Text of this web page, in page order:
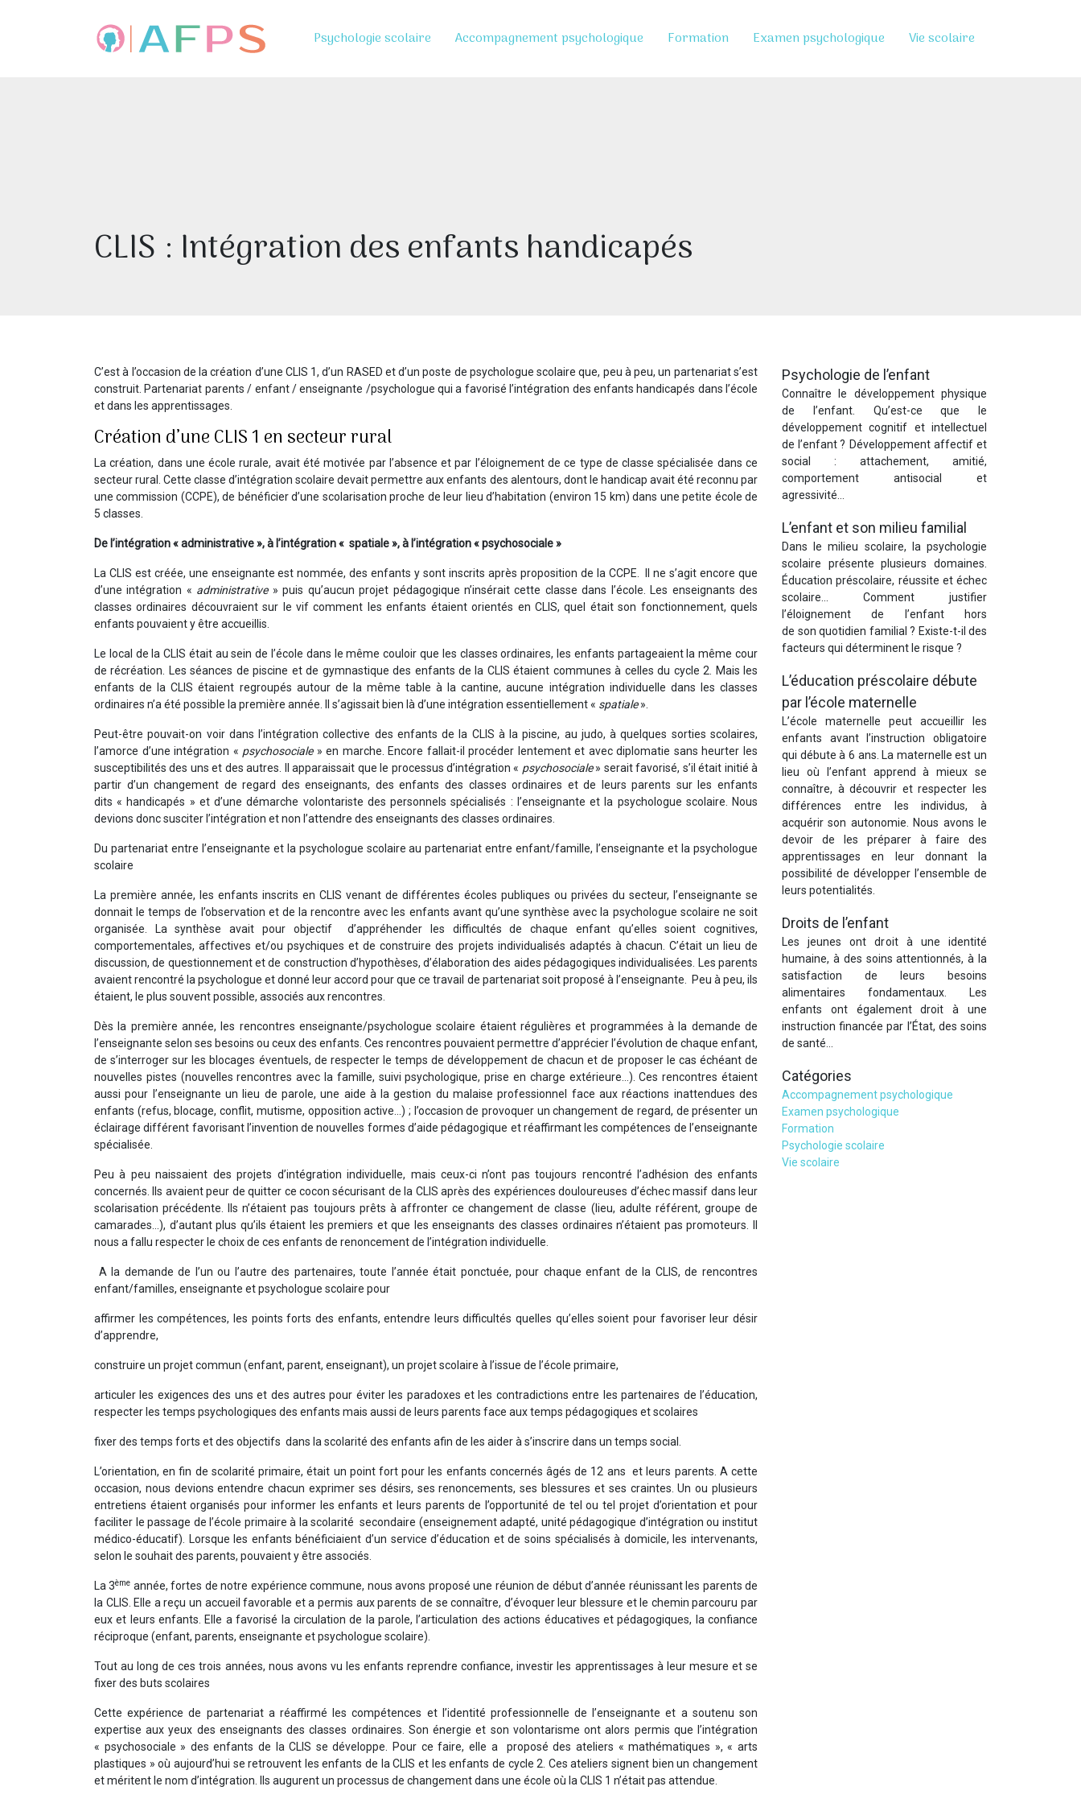
Psychologie scolaire Accompagnement psychologique Formation Examen psychologique Vie scolaire
CLIS : Intégration des enfants handicapés
C’est à l’occasion de la création d’une CLIS 1, d’un RASED et d’un poste de psychologue scolaire que, peu à peu, un partenariat s’est
construit. Partenariat parents / enfant / enseignante /psychologue qui a favorisé l’intégration des enfants handicapés dans l’école
et dans les apprentissages.
Création d’une CLIS 1 en secteur rural
La création, dans une école rurale, avait été motivée par l’absence et par l’éloignement de ce type de classe spécialisée dans ce
secteur rural. Cette classe d’intégration scolaire devait permettre aux enfants des alentours, dont le handicap avait été reconnu par
une commission (CCPE), de bénéficier d’une scolarisation proche de leur lieu d’habitation (environ 15 km) dans une petite école de
5 classes.
De l’intégration « administrative », à l’intégration « spatiale », à l’intégration « psychosociale »
La CLIS est créée, une enseignante est nommée, des enfants y sont inscrits après proposition de la CCPE. Il ne s’agit encore que
d’une intégration « administrative» puis qu’aucun projet pédagogique n’insérait cette classe dans l’école. Les enseignants des
classes ordinaires découvraient sur le vif comment les enfants étaient orientés en CLIS, quel était son fonctionnement, quels
enfants pouvaient y être accueillis.
Le local de la CLIS était au sein de l’école dans le même couloir que les classes ordinaires, les enfants partageaient la même cour
de récréation. Les séances de piscine et de gymnastique des enfants de la CLIS étaient communes à celles du cycle 2. Mais les
enfants de la CLIS étaient regroupés autour de la même table à la cantine, aucune intégration individuelle dans les classes
ordinaires n’a été possible la première année. Il s’agissait bien là d’une intégration essentiellement « spatiale».
Peut-être pouvait-on voir dans l’intégration collective des enfants de la CLIS à la piscine, au judo, à quelques sorties scolaires,
l’amorce d’une intégration « psychosociale» en marche. Encore fallait-il procéder lentement et avec diplomatie sans heurter les
susceptibilités des uns et des autres. Il apparaissait que le processus d’intégration « psychosociale» serait favorisé, s’il était initié à
partir d’un changement de regard des enseignants, des enfants des classes ordinaires et de leurs parents sur les enfants
dits « handicapés » et d’une démarche volontariste des personnels spécialisés : l’enseignante et la psychologue scolaire. Nous
devions donc susciter l’intégration et non l’attendre des enseignants des classes ordinaires.
Du partenariat entre l’enseignante et la psychologue scolaire au partenariat entre enfant/famille, l’enseignante et la psychologue
scolaire
La première année, les enfants inscrits en CLIS venant de différentes écoles publiques ou privées du secteur, l’enseignante se
donnait le temps de l’observation et de la rencontre avec les enfants avant qu’une synthèse avec la psychologue scolaire ne soit
organisée. La synthèse avait pour objectif d’appréhender les difficultés de chaque enfant qu’elles soient cognitives,
comportementales, affectives et/ou psychiques et de construire des projets individualisés adaptés à chacun. C’était un lieu de
discussion, de questionnement et de construction d’hypothèses, d’élaboration des aides pédagogiques individualisées. Les parents
avaient rencontré la psychologue et donné leur accord pour que ce travail de partenariat soit proposé à l’enseignante. Peu à peu, ils
étaient, le plus souvent possible, associés aux rencontres.
Dès la première année, les rencontres enseignante/psychologue scolaire étaient régulières et programmées à la demande de
l’enseignante selon ses besoins ou ceux des enfants. Ces rencontres pouvaient permettre d’apprécier l’évolution de chaque enfant,
de s’interroger sur les blocages éventuels, de respecter le temps de développement de chacun et de proposer le cas échéant de
nouvelles pistes (nouvelles rencontres avec la famille, suivi psychologique, prise en charge extérieure…). Ces rencontres étaient
aussi pour l’enseignante un lieu de parole, une aide à la gestion du malaise professionnel face aux réactions inattendues des
enfants (refus, blocage, conflit, mutisme, opposition active…) ; l’occasion de provoquer un changement de regard, de présenter un
éclairage différent favorisant l’invention de nouvelles formes d’aide pédagogique et réaffirmant les compétences de l’enseignante
spécialisée.
Peu à peu naissaient des projets d’intégration individuelle, mais ceux-ci n’ont pas toujours rencontré l’adhésion des enfants
concernés. Ils avaient peur de quitter ce cocon sécurisant de la CLIS après des expériences douloureuses d’échec massif dans leur
scolarisation précédente. Ils n’étaient pas toujours prêts à affronter ce changement de classe (lieu, adulte référent, groupe de
camarades…), d’autant plus qu’ils étaient les premiers et que les enseignants des classes ordinaires n’étaient pas promoteurs. Il
nous a fallu respecter le choix de ces enfants de renoncement de l’intégration individuelle.
A la demande de l’un ou l’autre des partenaires, toute l’année était ponctuée, pour chaque enfant de la CLIS, de rencontres
enfant/familles, enseignante et psychologue scolaire pour
affirmer les compétences, les points forts des enfants, entendre leurs difficultés quelles qu’elles soient pour favoriser leur désir
d’apprendre,
construire un projet commun (enfant, parent, enseignant), un projet scolaire à l’issue de l’école primaire,
articuler les exigences des uns et des autres pour éviter les paradoxes et les contradictions entre les partenaires de l’éducation,
respecter les temps psychologiques des enfants mais aussi de leurs parents face aux temps pédagogiques et scolaires
fixer des temps forts et des objectifs dans la scolarité des enfants afin de les aider à s’inscrire dans un temps social.
L’orientation, en fin de scolarité primaire, était un point fort pour les enfants concernés âgés de 12 ans et leurs parents. A cette
occasion, nous devions entendre chacun exprimer ses désirs, ses renoncements, ses blessures et ses craintes. Un ou plusieurs
entretiens étaient organisés pour informer les enfants et leurs parents de l’opportunité de tel ou tel projet d’orientation et pour
faciliter le passage de l’école primaire à la scolarité secondaire (enseignement adapté, unité pédagogique d’intégration ou institut
médico-éducatif). Lorsque les enfants bénéficiaient d’un service d’éducation et de soins spécialisés à domicile, les intervenants,
selon le souhait des parents, pouvaient y être associés.
La 3ème année, fortes de notre expérience commune, nous avons proposé une réunion de début d’année réunissant les parents de
la CLIS. Elle a reçu un accueil favorable et a permis aux parents de se connaître, d’évoquer leur blessure et le chemin parcouru par
eux et leurs enfants. Elle a favorisé la circulation de la parole, l’articulation des actions éducatives et pédagogiques, la confiance
réciproque (enfant, parents, enseignante et psychologue scolaire).
Tout au long de ces trois années, nous avons vu les enfants reprendre confiance, investir les apprentissages à leur mesure et se
fixer des buts scolaires
Cette expérience de partenariat a réaffirmé les compétences et l’identité professionnelle de l’enseignante et a soutenu son
expertise aux yeux des enseignants des classes ordinaires. Son énergie et son volontarisme ont alors permis que l’intégration
« psychosociale » des enfants de la CLIS se développe. Pour ce faire, elle a proposé des ateliers « mathématiques », « arts
plastiques » où aujourd’hui se retrouvent les enfants de la CLIS et les enfants de cycle 2. Ces ateliers signent bien un changement
et méritent le nom d’intégration. Ils augurent un processus de changement dans une école où la CLIS 1 n’était pas attendue.
Psychologie de l’enfant
Connaître le développement physique
de l’enfant. Qu’est-ce que le
développement cognitif et intellectuel
de l’enfant ? Développement affectif et
social : attachement, amitié,
comportement antisocial et
agressivité…
L’enfant et son milieu familial
Dans le milieu scolaire, la psychologie
scolaire présente plusieurs domaines.
Éducation préscolaire, réussite et échec
scolaire… Comment justifier
l’éloignement de l’enfant hors
de son quotidien familial ? Existe-t-il des
facteurs qui déterminent le risque ?
L’éducation préscolaire débute
par l’école maternelle
L’école maternelle peut accueillir les
enfants avant l’instruction obligatoire
qui débute à 6 ans. La maternelle est un
lieu où l’enfant apprend à mieux se
connaître, à découvrir et respecter les
différences entre les individus, à
acquérir son autonomie. Nous avons le
devoir de les préparer à faire des
apprentissages en leur donnant la
possibilité de développer l’ensemble de
leurs potentialités.
Droits de l’enfant
Les jeunes ont droit à une identité
humaine, à des soins attentionnés, à la
satisfaction de leurs besoins
alimentaires fondamentaux. Les
enfants ont également droit à une
instruction financée par l’État, des soins
de santé…
Catégories
Accompagnement psychologique
Examen psychologique
Formation
Psychologie scolaire
Vie scolaire